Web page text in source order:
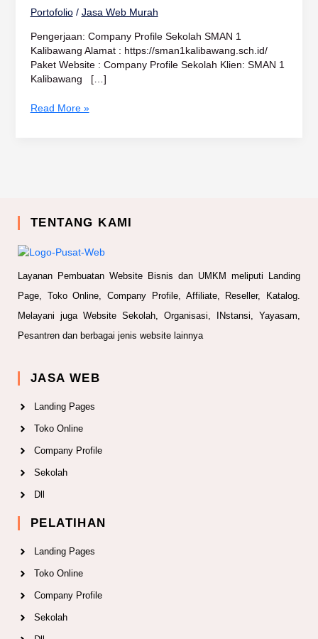
Portofolio/ Jasa Web Murah
Pengerjaan: Company Profile Sekolah SMAN 1
Kalibawang Alamat : https://sman1kalibawang.sch.id/
Paket Website : Company Profile Sekolah Klien: SMAN 1
Kalibawang […]
Read More »
TENTANG KAMI
Layanan Pembuatan Website Bisnis dan UMKM meliputi Landing
Page, Toko Online, Company Profile, Affiliate, Reseller, Katalog.
Melayani juga Website Sekolah, Organisasi, INstansi, Yayasam,
Pesantren dan berbagai jenis website lainnya
JASA WEB
Landing Pages
Toko Online
Company Profile
Sekolah
Dll
PELATIHAN
Landing Pages
Toko Online
Company Profile
Sekolah